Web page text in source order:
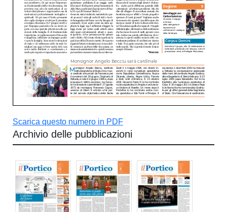
Scarica questo numero in PDF
Archivio delle pubblicazioni